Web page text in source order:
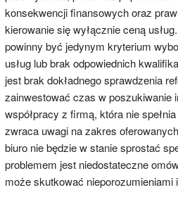
konsekwencji finansowych oraz
kierowanie się wyłącznie ceną
powinny być jedynym kryterium
usług lub brak odpowiednich
jest brak dokładnego sprawdzenia
zainwestować czas w poszukiwanie
współpracy z firmą, która nie
zwraca uwagi na zakres
biuro nie będzie w stanie sprostać
problemem jest niedostateczne
może skutkować